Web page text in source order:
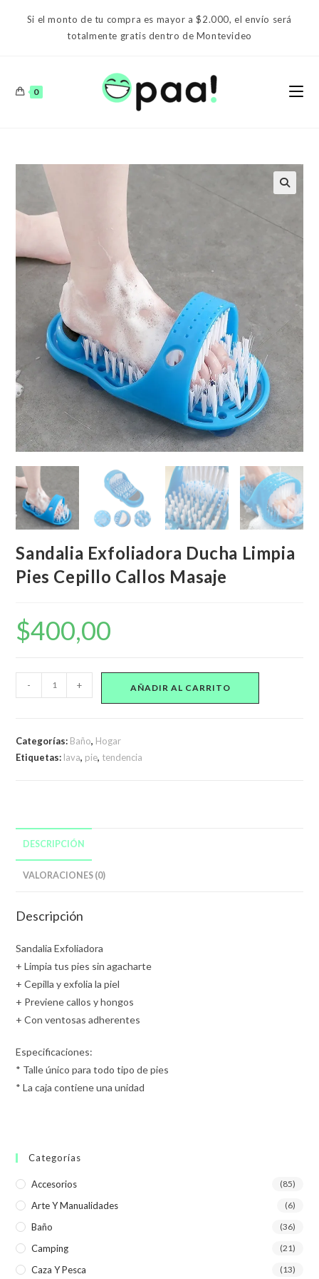
Si el monto de tu compra es mayor a $2.000, el envío será
totalmente gratis dentro de Montevideo
0
Sandalia Exfoliadora Ducha Limpia
Pies Cepillo Callos Masaje
$400,00
Exfoliadora
Pies
- + AÑADIR AL CARRITO
Categorías: Baño, Hogar
Etiquetas: lava, pie, tendencia
DESCRIPCIÓN
VALORACIONES (0)
Descripción
Sandalia Exfoliadora
+ Limpia tus pies sin agacharte
+ Cepilla y exfolia la piel
+ Previene callos y hongos
+ Con ventosas adherentes
Especificaciones:
* Talle único para todo tipo de pies
* La caja contiene una unidad
Categorías
Accesorios (85)
Arte Y Manualidades (6)
Baño (36)
Camping (21)
Caza Y Pesca (13)